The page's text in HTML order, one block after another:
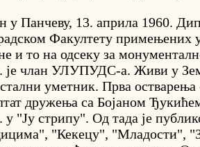
у Панчеву, 13. априла 1960.
Факултету примењених
и то на одсеку за
је члан УЛУПУДС-а. Живи у
уметник. Прва остварења
дружења са Бојаном
у "Ју стрипу". Од тада је
"Кекецу", "Младости",